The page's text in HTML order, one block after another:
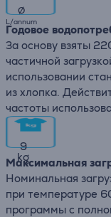
∅
L/annum
Годовое
За основу взяты
частичной
использовании
из хлопка.
частоты
9
kg
Максимальная
Номинальная
при температуре
программы с